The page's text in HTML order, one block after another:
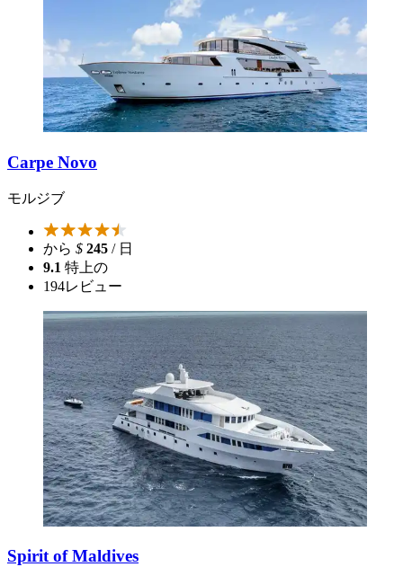
Carpe Novo
モルジブ
から $ 245 / 日
9.1 特上の
194レビュー
Spirit of Maldives